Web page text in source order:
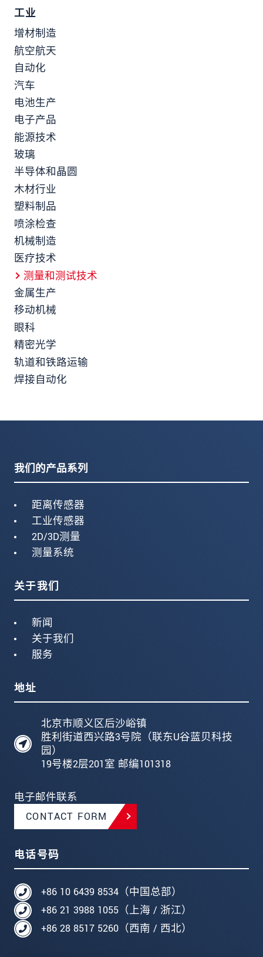
工业
增材制造
航空航天
自动化
汽车
电池生产
电子产品
能源技术
玻璃
半导体和晶圆
木材行业
塑料制品
喷涂检查
机械制造
医疗技术
测量和测试技术
金属生产
移动机械
眼科
精密光学
轨道和铁路运输
焊接自动化
我们的产品系列
距离传感器
工业传感器
2D/3D测量
测量系统
关于我们
新闻
关于我们
服务
地址
北京市顺义区后沙峪镇
胜利街道西兴路3号院（联东U谷蓝贝科技
园）
19号楼2层201室 邮编101318
电子邮件联系
CONTACT FORM
电话号码
+86 10 6439 8534（中国总部）
+86 21 3988 1055（上海 / 浙江）
+86 28 8517 5260（西南 / 西北）